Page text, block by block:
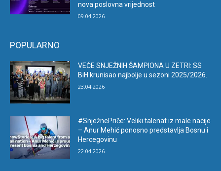
nova poslovna vrijednost
09.04.2026
POPULARNO
VEČE SNJEŽNIH ŠAMPIONA U ZETRI: SS
BiH krunisao najbolje u sezoni 2025/2026.
23.04.2026
#SnježnePriče: Veliki talenat iz male nacije
– Anur Mehić ponosno predstavlja Bosnu i
Hercegovinu
22.04.2026